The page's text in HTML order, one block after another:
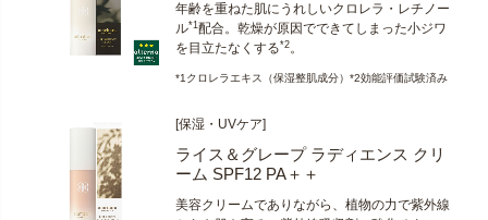
年齢を重ねた肌にうれしいクロレラ・レチノー
ル*1配合。乾燥が原因でできてしまった小ジワ
を目立たなくする*2。
*1クロレラエキス（保湿整肌成分）*2効能評価試験済み
[保湿・UVケア]
ライス＆グレープ ラディエンス クリ
ーム SPF12 PA＋＋
美容クリームでありながら、植物の力で紫外線